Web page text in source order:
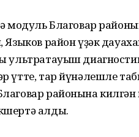
модуль Благовар
Языков район үҙәк
ультратауыш
үтте, тар йүнәлешле
районына
алды.